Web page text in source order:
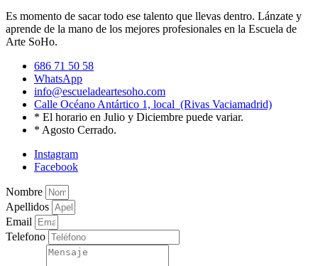
Es momento de sacar todo ese talento que llevas dentro. Lánzate y
aprende de la mano de los mejores profesionales en la Escuela de
Arte SoHo.
686 71 50 58
WhatsApp
info@escueladeartesoho.com
Calle Océano Antártico 1, local (Rivas Vaciamadrid)
* El horario en Julio y Diciembre puede variar.
* Agosto Cerrado.
Instagram
Facebook
Nombre
Apellidos
Email
Telefono